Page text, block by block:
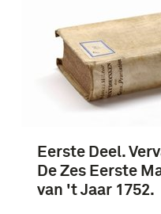
Eerste Deel.
De Zes Eerste
van 't Jaar 1752.